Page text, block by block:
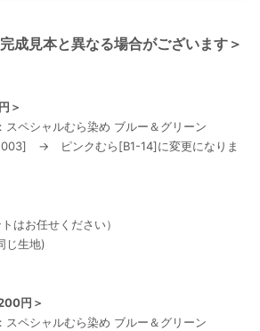
成見本と異なる場合がございます＞
＞
スペシャルむら染め ブルー＆グリーン
→ ピンクむら[B1-14]に変更になりま
はお任せください）
じ生地)
円＞
スペシャルむら染め ブルー＆グリーン